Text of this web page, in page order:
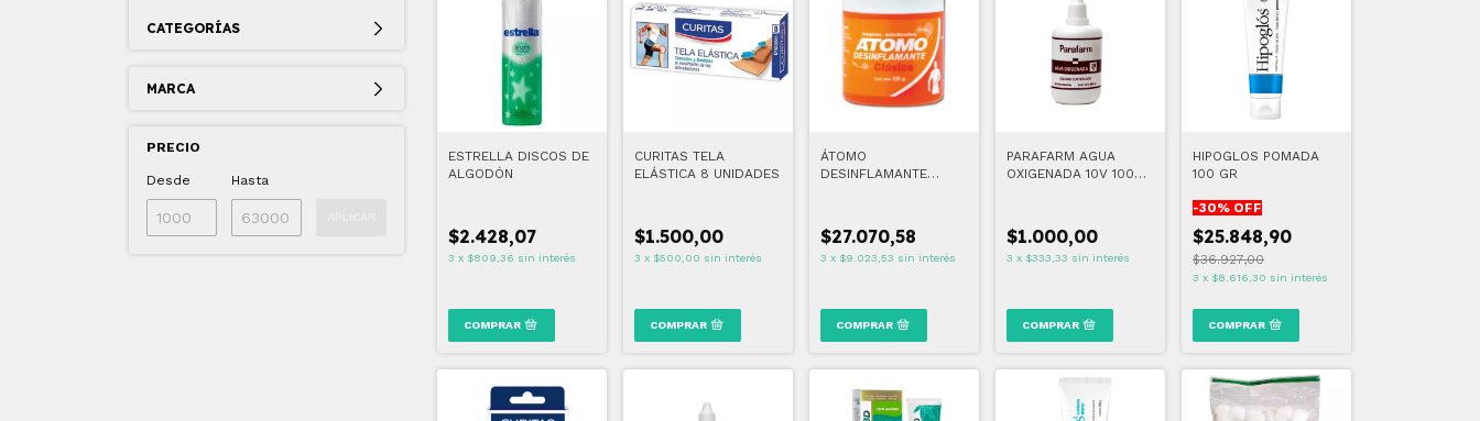
CATEGORÍAS
MARCA
PRECIO
Desde Hasta
ESTRELLA DISCOS DE
ALGODÓN
$2.428,07
3 x $809,36 sin interés
CURITAS TELA
ELÁSTICA 8 UNIDADES
$1.500,00
3 x $500,00 sin interés
ÁTOMO
DESINFLAMANTE
$27.070,58
3 x $9.023,53 sin interés
PARAFARM AGUA
OXIGENADA 10V 100
$1.000,00
3 x $333,33 sin interés
HIPOGLOS POMADA
100 GR
-30% OFF
$25.848,90
$36.927,00
3 x $8.616,30 sin interés